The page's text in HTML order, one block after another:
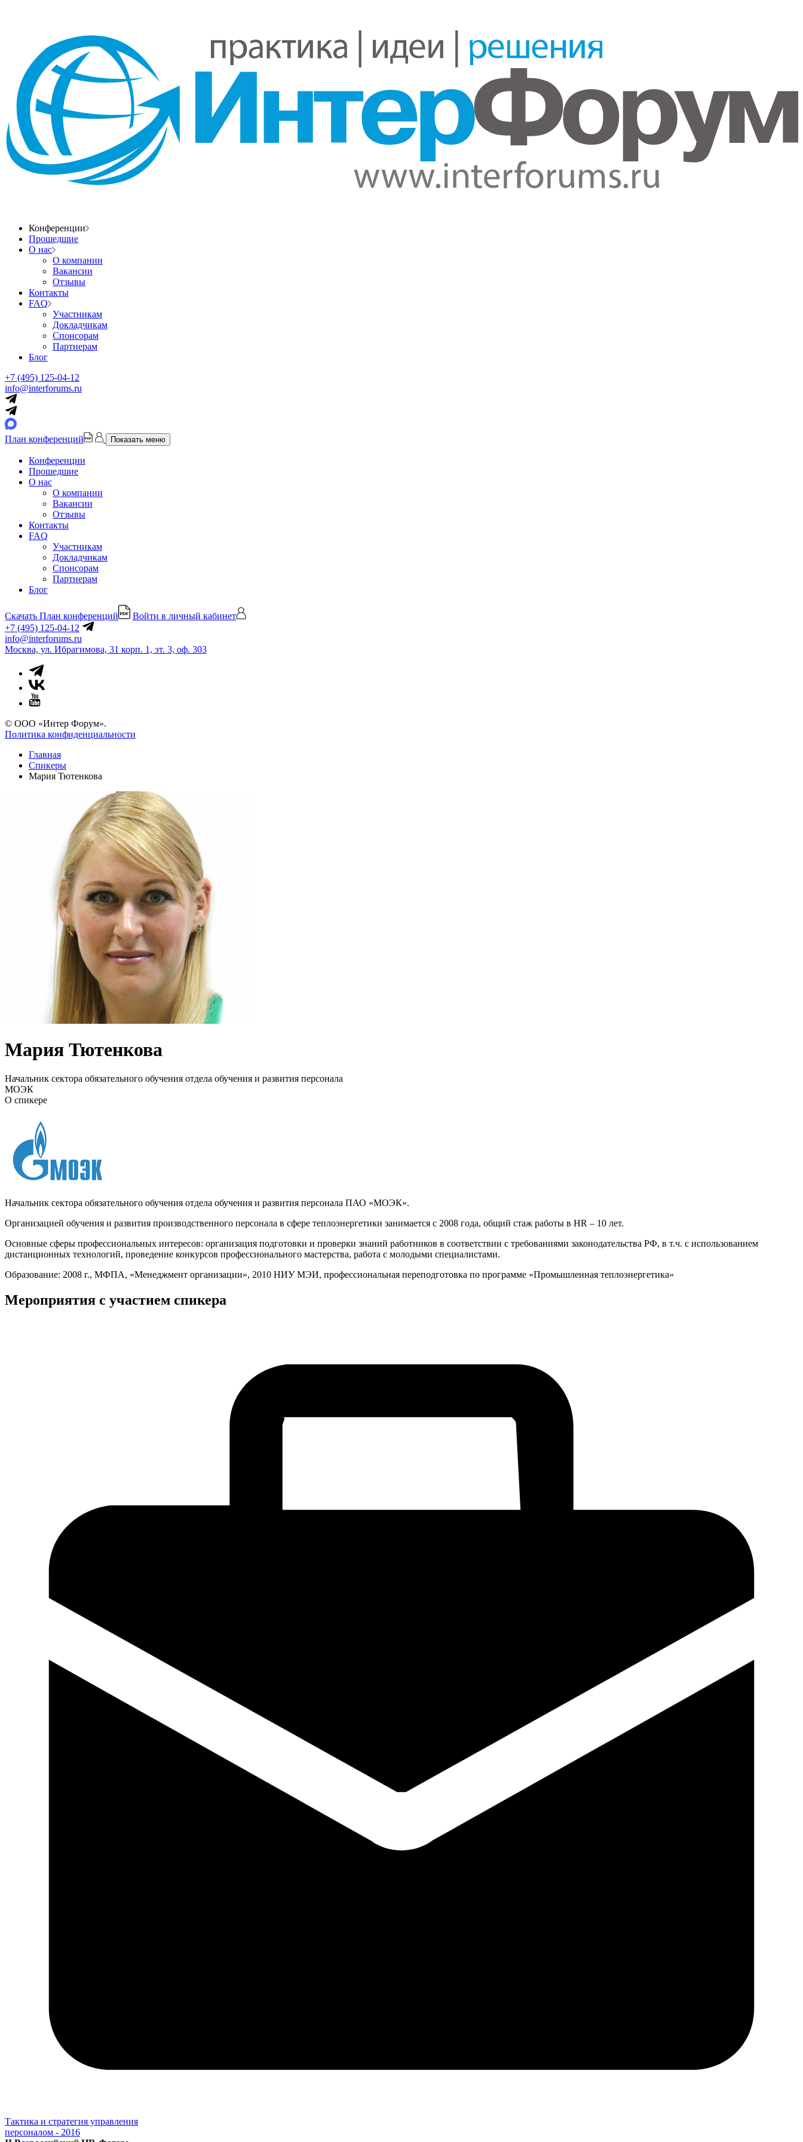
Конференции
Прошедшие
О нас
О компании
Вакансии
Отзывы
Контакты
FAQ
Участникам
Докладчикам
Спонсорам
Партнерам
Блог
+7 (495) 125-04-12
info@interforums.ru
План конференций Показать меню
Конференции
Прошедшие
О нас
О компании
Вакансии
Отзывы
Контакты
FAQ
Участникам
Докладчикам
Спонсорам
Партнерам
Блог
Скачать План конференций
Войти в личный кабинет
+7 (495) 125-04-12
info@interforums.ru
Москва, ул. Ибрагимова, 31 корп. 1, эт. 3, оф. 303
© ООО «Интер Форум».
Политика конфиденциальности
Главная
Спикеры
Мария Тютенкова
Мария Тютенкова
Начальник сектора обязательного обучения отдела обучения и развития персонала
МОЭК
О спикере
Начальник сектора обязательного обучения отдела обучения и развития персонала ПАО «МОЭК».
Организацией обучения и развития производственного персонала в сфере теплоэнергетики занимается с 2008 года, общий стаж работы в HR – 10 лет.
Основные сферы профессиональных интересов: организация подготовки и проверки знаний работников в соответствии с требованиями законодательства РФ, в т.ч. с использованием
дистанционных технологий, проведение конкурсов профессионального мастерства, работа с молодыми специалистами.
Образование: 2008 г., МФПА, «Менеджмент организации», 2010 НИУ МЭИ, профессиональная переподготовка по программе «Промышленная теплоэнергетика»
Мероприятия с участием спикера
Тактика и стратегия управления
персоналом - 2016